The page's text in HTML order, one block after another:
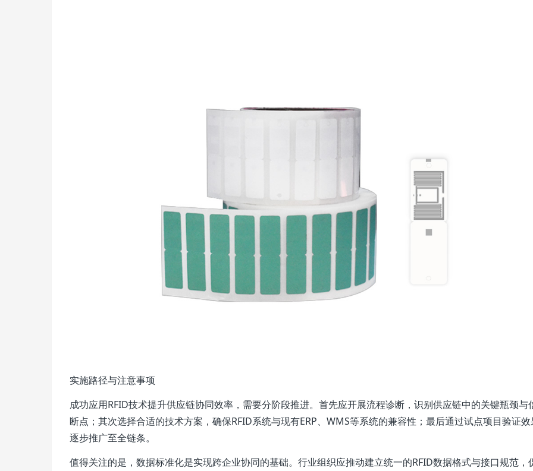
实施路径与注意事项
成功应用RFID技术提升供应链协同效率，需要分阶段推进。首先应开展流程诊断，识别供应链中的关键瓶颈与
断点；其次选择合适的技术方案，确保RFID系统与现有ERP、WMS等系统的兼容性；最后通过试点项目验证效
逐步推广至全链条。
值得关注的是，数据标准化是实现跨企业协同的基础。行业组织应推动建立统一的RFID数据格式与接口规范，